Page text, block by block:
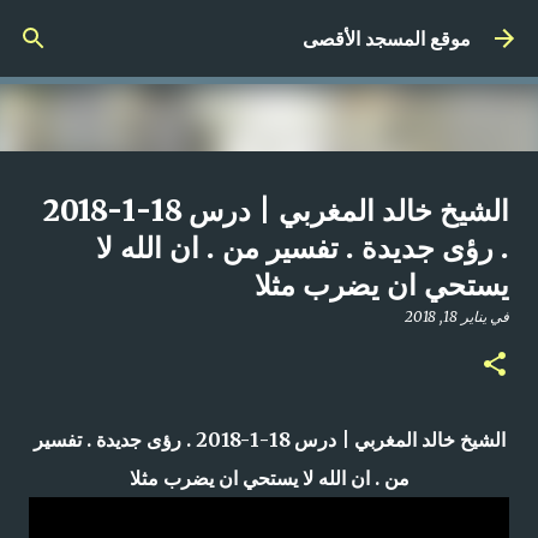
التخطي إلى المحتوى الرئيسيموقع المسجد الأقصى
صلاة المغرب مباشر من المسجد
الأقصى المبارك | الاثنين 21-4-2025م
أبريل 21, 2025
الشيخ خالد المغربي | درس 18-1-2018
. رؤى جديدة . تفسير من . ان الله لا
يستحي ان يضرب مثلا
في يناير 18, 2018
الشيخ خالد المغربي | درس 18-1-2018 . رؤى جديدة . تفسير
من . ان الله لا يستحي ان يضرب مثلا